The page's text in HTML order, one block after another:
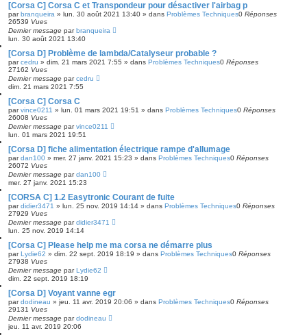
[Corsa C] Corsa C et Transpondeur pour désactiver l'airbag p
parbranqueira » lun. 30 août 2021 13:40 » dans Problèmes Techniques0 Réponses
26539 Vues
Dernier message parbranqueira
lun. 30 août 2021 13:40
[Corsa D] Problème de lambda/Catalyseur probable ?
parcedru » dim. 21 mars 2021 7:55 » dans Problèmes Techniques0 Réponses
27162 Vues
Dernier message parcedru
dim. 21 mars 2021 7:55
[Corsa C] Corsa C
parvince0211 » lun. 01 mars 2021 19:51 » dans Problèmes Techniques0 Réponses
26008 Vues
Dernier message parvince0211
lun. 01 mars 2021 19:51
[Corsa D] fiche alimentation électrique rampe d'allumage
pardan100 » mer. 27 janv. 2021 15:23 » dans Problèmes Techniques0 Réponses
26072 Vues
Dernier message pardan100
mer. 27 janv. 2021 15:23
[CORSA C] 1.2 Easytronic Courant de fuite
pardidier3471 » lun. 25 nov. 2019 14:14 » dans Problèmes Techniques0 Réponses
27929 Vues
Dernier message pardidier3471
lun. 25 nov. 2019 14:14
[Corsa C] Please help me ma corsa ne démarre plus
parLydie62 » dim. 22 sept. 2019 18:19 » dans Problèmes Techniques0 Réponses
27938 Vues
Dernier message parLydie62
dim. 22 sept. 2019 18:19
[Corsa D] Voyant vanne egr
pardodineau » jeu. 11 avr. 2019 20:06 » dans Problèmes Techniques0 Réponses
29131 Vues
Dernier message pardodineau
jeu. 11 avr. 2019 20:06